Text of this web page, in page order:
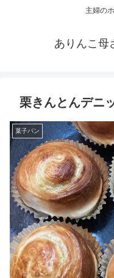
主婦の
ありんこ母
栗きんとんデニ
菓子パン